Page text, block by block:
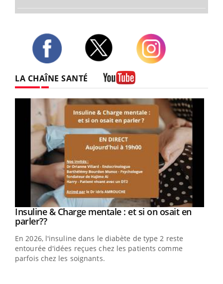
LA CHAÎNE SANTÉ
Youtube
Insuline & Charge mentale : et si on osait en
parler??Youtube
En 2026, l'insuline dans le diabète de type 2 reste
entourée d'idées reçues chez les patients comme
parfois chez les soignants.